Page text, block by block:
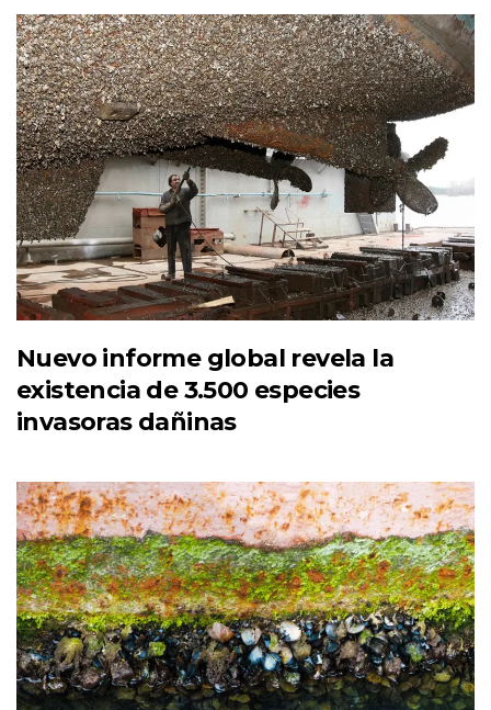
Nuevo informe global revela la
existencia de 3.500 especies
invasoras dañinas